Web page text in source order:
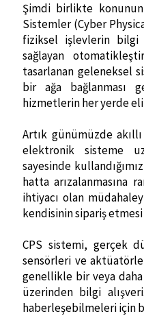
Şimdi birlikte
Sistemler (Cyber
fiziksel işlevlerin bilgi
sağlayan
tasarlanan geleneksel
bir ağa bağlanması
hizmetlerin her yerde
Artık günümüzde
elektronik sisteme
sayesinde
hatta arızalanmasına
ihtiyacı olan
kendisinin sipariş
CPS sistemi, gerçek
sensörleri ve
genellikle bir veya
üzerinden bilgi
haberleşebilmeleri için